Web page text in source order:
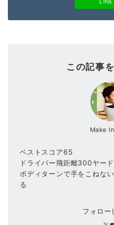
この記事
Make
ベストスコア65
ドライバー飛距離300ヤード
ボディターンで手をこねな
る
フォロー